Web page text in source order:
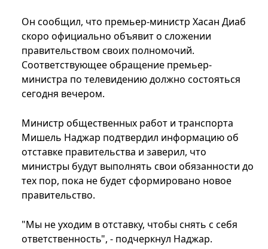
Он сообщил, что премьер-министр Хасан Диаб
скоро официально объявит о сложении
правительством своих полномочий.
Соответствующее обращение премьер-
министра по телевидению должно состояться
сегодня вечером.
Министр общественных работ и транспорта
Мишель Наджар подтвердил информацию об
отставке правительства и заверил, что
министры будут выполнять свои обязанности до
тех пор, пока не будет сформировано новое
правительство.
"Мы не уходим в отставку, чтобы снять с себя
ответственность", - подчеркнул Наджар.